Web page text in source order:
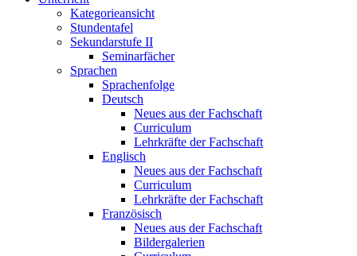
Kategorieansicht
Stundentafel
Sekundarstufe II
Seminarfächer
Sprachen
Sprachenfolge
Deutsch
Neues aus der Fachschaft
Curriculum
Lehrkräfte der Fachschaft
Englisch
Neues aus der Fachschaft
Curriculum
Lehrkräfte der Fachschaft
Französisch
Neues aus der Fachschaft
Bildergalerien